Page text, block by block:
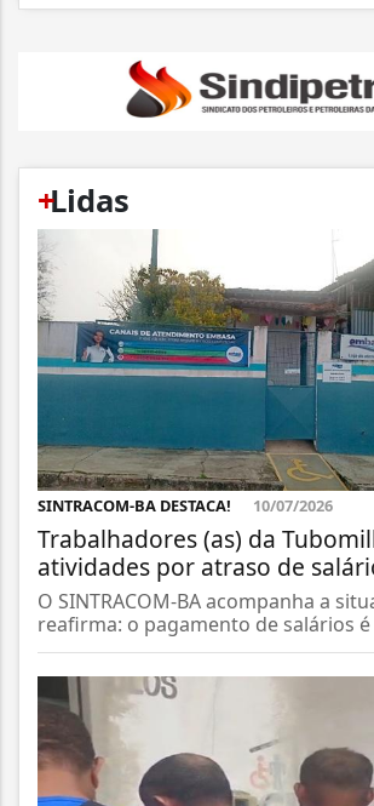
+
Lidas
SINTRACOM-BA DESTACA! 10/07/2026
Trabalhadores (as) da
atividades por atraso de
O SINTRACOM-BA acompanha a
reafirma: o pagamento de salários é